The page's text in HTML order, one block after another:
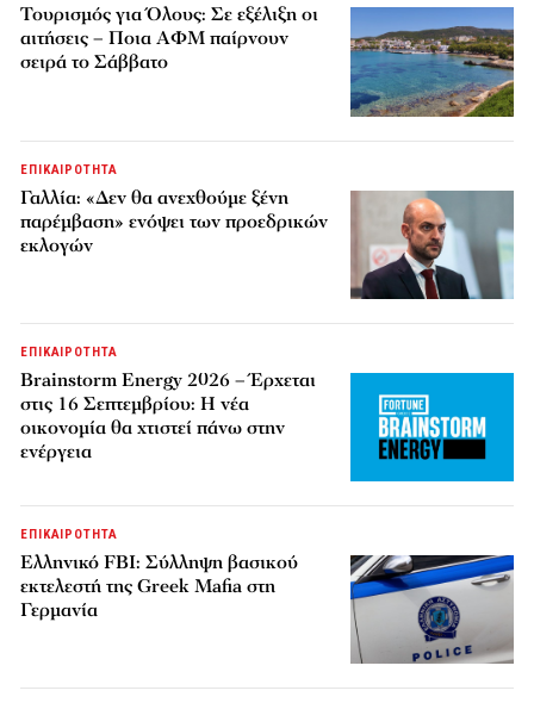
Τουρισμός για Όλους: Σε εξέλιξη οι
αιτήσεις – Ποια ΑΦΜ παίρνουν
σειρά το Σάββατο
ΕΠΙΚΑΙΡΟΤΗΤΑ
Γαλλία: «Δεν θα ανεχθούμε ξένη
παρέμβαση» ενόψει των προεδρικών
εκλογών
ΕΠΙΚΑΙΡΟΤΗΤΑ
Brainstorm Energy 2026 – Έρχεται
στις 16 Σεπτεμβρίου: Η νέα
οικονομία θα χτιστεί πάνω στην
ενέργεια
ΕΠΙΚΑΙΡΟΤΗΤΑ
Ελληνικό FBI: Σύλληψη βασικού
εκτελεστή της Greek Mafia στη
Γερμανία